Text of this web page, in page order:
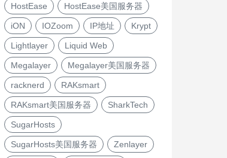
HostEase HostEase美国服务器
iON IOZoom IP地址 Krypt
Lightlayer Liquid Web
Megalayer Megalayer美国服务器
racknerd RAKsmart
RAKsmart美国服务器 SharkTech
SugarHosts
SugarHosts美国服务器 Zenlayer